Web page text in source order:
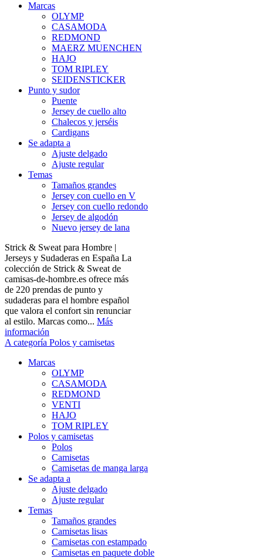
Marcas
OLYMP
CASAMODA
REDMOND
MAERZ MUENCHEN
HAJO
TOM RIPLEY
SEIDENSTICKER
Punto y sudor
Puente
Jersey de cuello alto
Chalecos y jerséis
Cardigans
Se adapta a
Ajuste delgado
Ajuste regular
Temas
Tamaños grandes
Jersey con cuello en V
Jersey con cuello redondo
Jersey de algodón
Nuevo jersey de lana
Strick & Sweat para Hombre |
Jerseys y Sudaderas en España La
colección de Strick & Sweat de
camisas-de-hombre.es ofrece más
de 220 prendas de punto y
sudaderas para el hombre español
que valora el confort sin renunciar
al estilo. Marcas como... Más
información
A categoría Polos y camisetas
Marcas
OLYMP
CASAMODA
REDMOND
VENTI
HAJO
TOM RIPLEY
Polos y camisetas
Polos
Camisetas
Camisetas de manga larga
Se adapta a
Ajuste delgado
Ajuste regular
Temas
Tamaños grandes
Camisetas lisas
Camisetas con estampado
Camisetas en paquete doble